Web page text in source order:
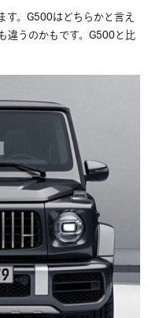
。G500はどちらかと言え
違うのかもです。G500と比